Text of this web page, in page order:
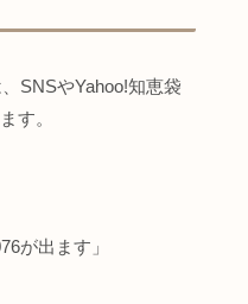
SNSやYahoo!知恵袋
す。
が出ます」